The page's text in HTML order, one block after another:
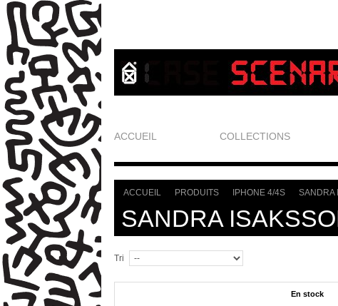
ACCUEIL COLLECTIONS
ACCUEIL PRODUITS IPHONE 4/4S SANDRA
SANDRA
Tri
En stock